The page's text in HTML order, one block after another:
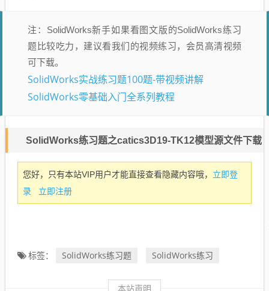
注：SolidWorks新手如果看图文版的SolidWorks练习
题比较吃力，建议看我们的视频练习，会员高清视频
可下载。
SolidWorks实战练习题100题-带视频讲解
SolidWorks零基础入门全系列教程
SolidWorks练习题之catics3D19-TK12模型源文件下载
您好，只有本站VIP用户才能直接查看隐藏内容哦， 立即登
录
立即注册
标签： SolidWorks练习题 SolidWorks练习
本站声明